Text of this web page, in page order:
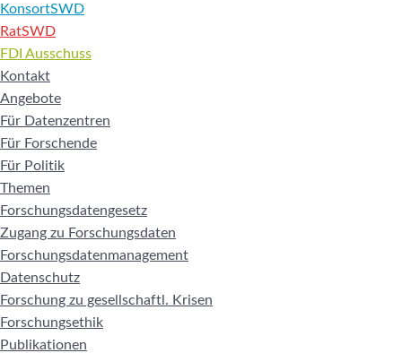
KonsortSWD
RatSWD
FDI Ausschuss
Kontakt
Angebote
Für Datenzentren
Für Forschende
Für Politik
Themen
Forschungsdatengesetz
Zugang zu Forschungsdaten
Forschungsdatenmanagement
Datenschutz
Forschung zu gesellschaftl. Krisen
Forschungsethik
Publikationen